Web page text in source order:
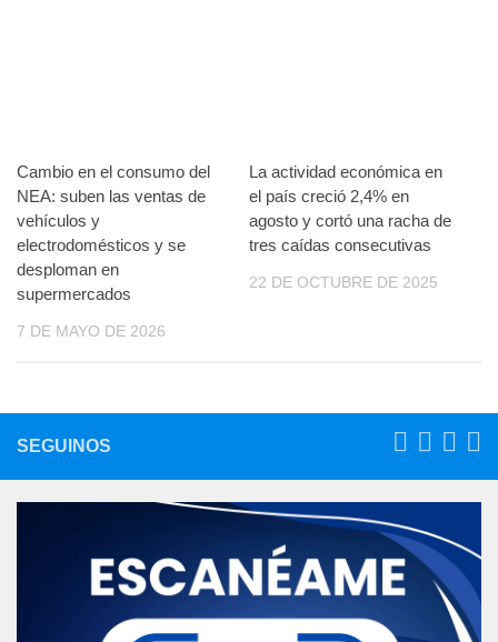
Cambio en el consumo del
NEA: suben las ventas de
vehículos y
electrodomésticos y se
desploman en
supermercados
7 DE MAYO DE 2026
La actividad económica en
el país creció 2,4% en
agosto y cortó una racha de
tres caídas consecutivas
22 DE OCTUBRE DE 2025
SEGUINOS